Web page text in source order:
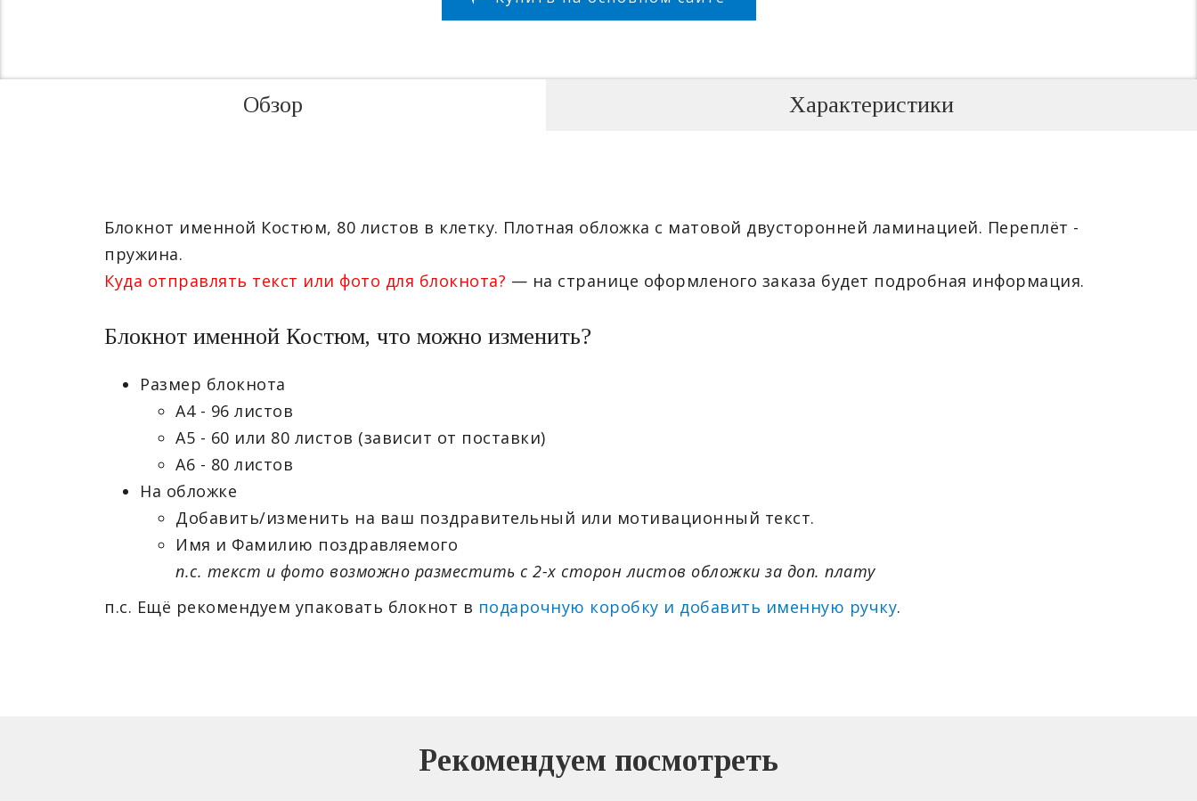
Обзор
Блокнот именной Костюм, 80 листов в клетку. Плотная обложка с матовой двусторонней ламинацией. Переплёт -
пружина.
Куда отправлять текст или фото для блокнота? — на странице оформленого заказа будет подробная информация.
Блокнот именной Костюм, что можно изменить?
Размер блокнота
А4 - 96 листов
А5 - 60 или 80 листов (зависит от поставки)
А6 - 80 листов
На обложке
Добавить/изменить на ваш поздравительный или мотивационный текст.
Имя и Фамилию поздравляемого
п.с. текст и фото возможно разместить с 2-х сторон листов обложки за доп. плату
п.с. Ещё рекомендуем упаковать блокнот в подарочную коробку и добавить именную ручку.
Характеристики
Рекомендуем посмотреть